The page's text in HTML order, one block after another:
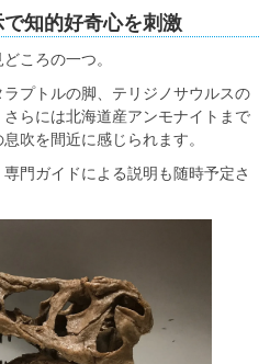
知的好奇心を刺激
ころの一つ。
プトルの脚、テリジノサウルスの
らには北海道産アンモナイトまで
吹を間近に感じられます。
門ガイドによる説明も随時予定さ